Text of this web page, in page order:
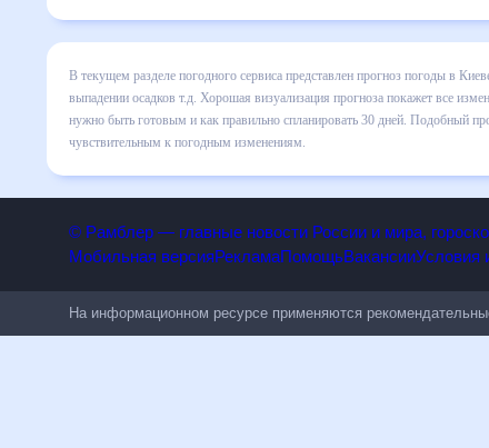
В текущем разделе погодного сервиса представлен
все сведения по дневной температуре , выпадении
понять, какая будет погода в Киеве в ближайший месяц,
Подобный прогноз погоды в Киеве, Киевская область,
© Рамблер — главные новости России и мира,
На информационном ресурсе применяются